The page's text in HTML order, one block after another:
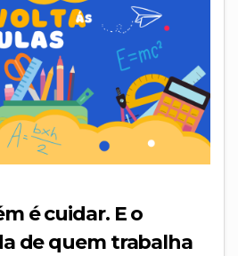
é cuidar. E o
de quem trabalha